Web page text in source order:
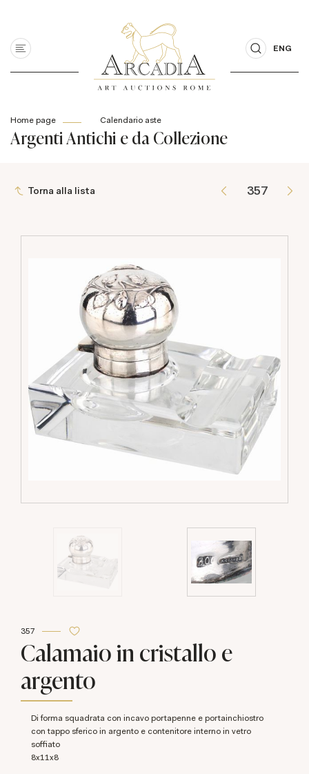
ENG
Home page Calendario aste
Argenti Antichi e da Collezione
Torna alla lista
357
Calamaio in cristallo e
argento
di forma squadrata con incavo portapenne e portainchiostro
con tappo sferico in argento e contenitore interno in vetro
soffiato
8x11x8